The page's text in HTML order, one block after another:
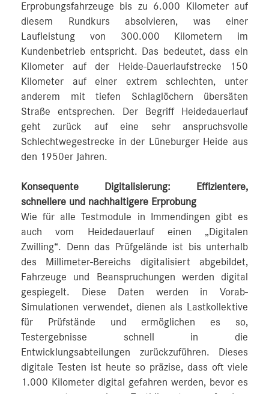
Erprobungsfahrzeuge bis zu 6.000 Kilometer auf
diesem Rundkurs absolvieren, was einer
Laufleistung von 300.000 Kilometern im
Kundenbetrieb entspricht. Das bedeutet, dass ein
Kilometer auf der Heide-Dauerlaufstrecke 150
Kilometer auf einer extrem schlechten, unter
anderem mit tiefen Schlaglöchern übersäten
Straße entsprechen. Der Begriff Heidedauerlauf
geht zurück auf eine sehr anspruchsvolle
Schlechtwegestrecke in der Lüneburger Heide aus
den 1950er Jahren.
Konsequente Digitalisierung: Effizientere,
schnellere und nachhaltigere Erprobung
Wie für alle Testmodule in Immendingen gibt es
auch vom Heidedauerlauf einen „Digitalen
Zwilling“. Denn das Prüfgelände ist bis unterhalb
des Millimeter-Bereichs digitalisiert abgebildet,
Fahrzeuge und Beanspruchungen werden digital
gespiegelt. Diese Daten werden in Vorab-
Simulationen verwendet, dienen als Lastkollektive
für Prüfstände und ermöglichen es so,
Testergebnisse schnell in die
Entwicklungsabteilungen zurückzuführen. Dieses
digitale Testen ist heute so präzise, dass oft viele
1.000 Kilometer digital gefahren werden, bevor es